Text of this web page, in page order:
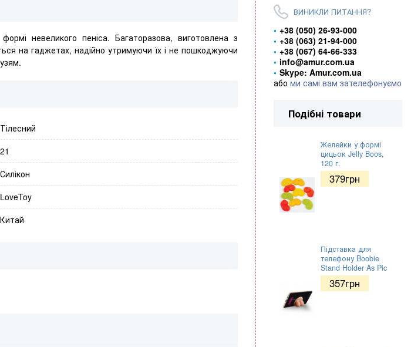
невеликого пеніса. Багаторазова, виготовлена ​​з
на гаджетах, надійно утримуючи їх і не пошкоджуючи
Тілесний
21
Силікон
LoveToy
Китай
ВИНИКЛИ ПИТАННЯ?
+38 (050) 26-93-000
+38 (063) 21-94-000
+38 (067) 64-66-333
info@amur.com.ua
Skype: Amur.com.ua
або ми самі вам зателефонуємо
Подібні товари
Желейки у формі
цицьок Jelly Boos,
120 г.
379грн
Підставка для
телефону Boobie
Stand Holder As Pic
357грн